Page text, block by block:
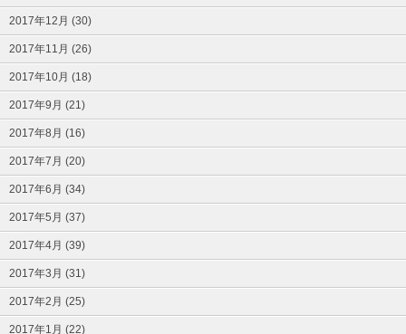
2017年12月 (30)
2017年11月 (26)
2017年10月 (18)
2017年9月 (21)
2017年8月 (16)
2017年7月 (20)
2017年6月 (34)
2017年5月 (37)
2017年4月 (39)
2017年3月 (31)
2017年2月 (25)
2017年1月 (22)